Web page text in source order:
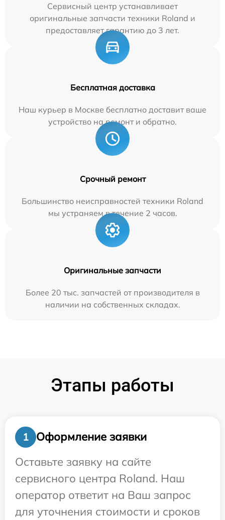
Сервисный центр устанавливает
оригинальные запчасти техники Roland и
предоставляет гарантию до 3 лет.
Бесплатная доставка
Наш курьер в Москве бесплатно доставит ваше
устройство на ремонт и обратно.
Срочный ремонт
Большинство неисправностей техники Roland
мы устраняем в течение 2 часов.
Оригинальные запчасти
Более 20 тыс. запчастей от производителя в
наличии на собственных складах.
Этапы работы
1
Оформление заявки
Оставьте заявку на сайте
сервисного центра Roland. Наш
оператор ответит на Ваш запрос
для уточнения стоимости и сроков